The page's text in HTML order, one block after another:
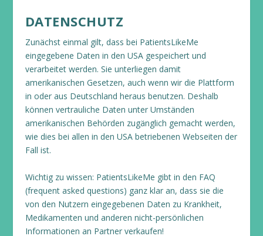
DATENSCHUTZ
Zunächst einmal gilt, dass bei PatientsLikeMe
eingegebene Daten in den USA gespeichert und
verarbeitet werden. Sie unterliegen damit
amerikanischen Gesetzen, auch wenn wir die Plattform
in oder aus Deutschland heraus benutzen. Deshalb
können vertrauliche Daten unter Umständen
amerikanischen Behörden zugänglich gemacht werden,
wie dies bei allen in den USA betriebenen Webseiten der
Fall ist.
Wichtig zu wissen: PatientsLikeMe gibt in den FAQ
(frequent asked questions) ganz klar an, dass sie die
von den Nutzern eingegebenen Daten zu Krankheit,
Medikamenten und anderen nicht-persönlichen
Informationen an Partner verkaufen!